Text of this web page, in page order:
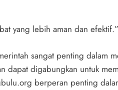
yang lebih aman dan efektif.”
sangat penting dalam
dapat digabungkan untuk
berperan penting